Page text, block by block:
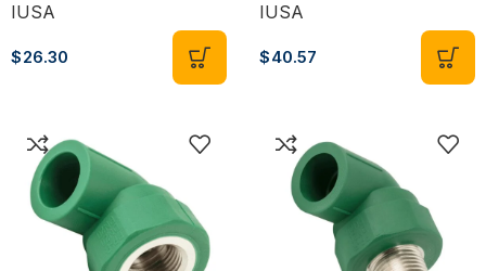
IUSA
$26.30
IUSA
$40.57